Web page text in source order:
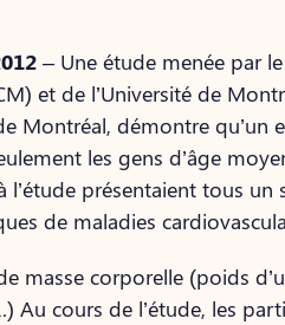
– Une étude menée par
et de l’Université de
Montréal, démontre qu’un
les gens d’âge
l’étude présentaient tous
de maladies
masse corporelle (poids
Au cours de l’étude, les